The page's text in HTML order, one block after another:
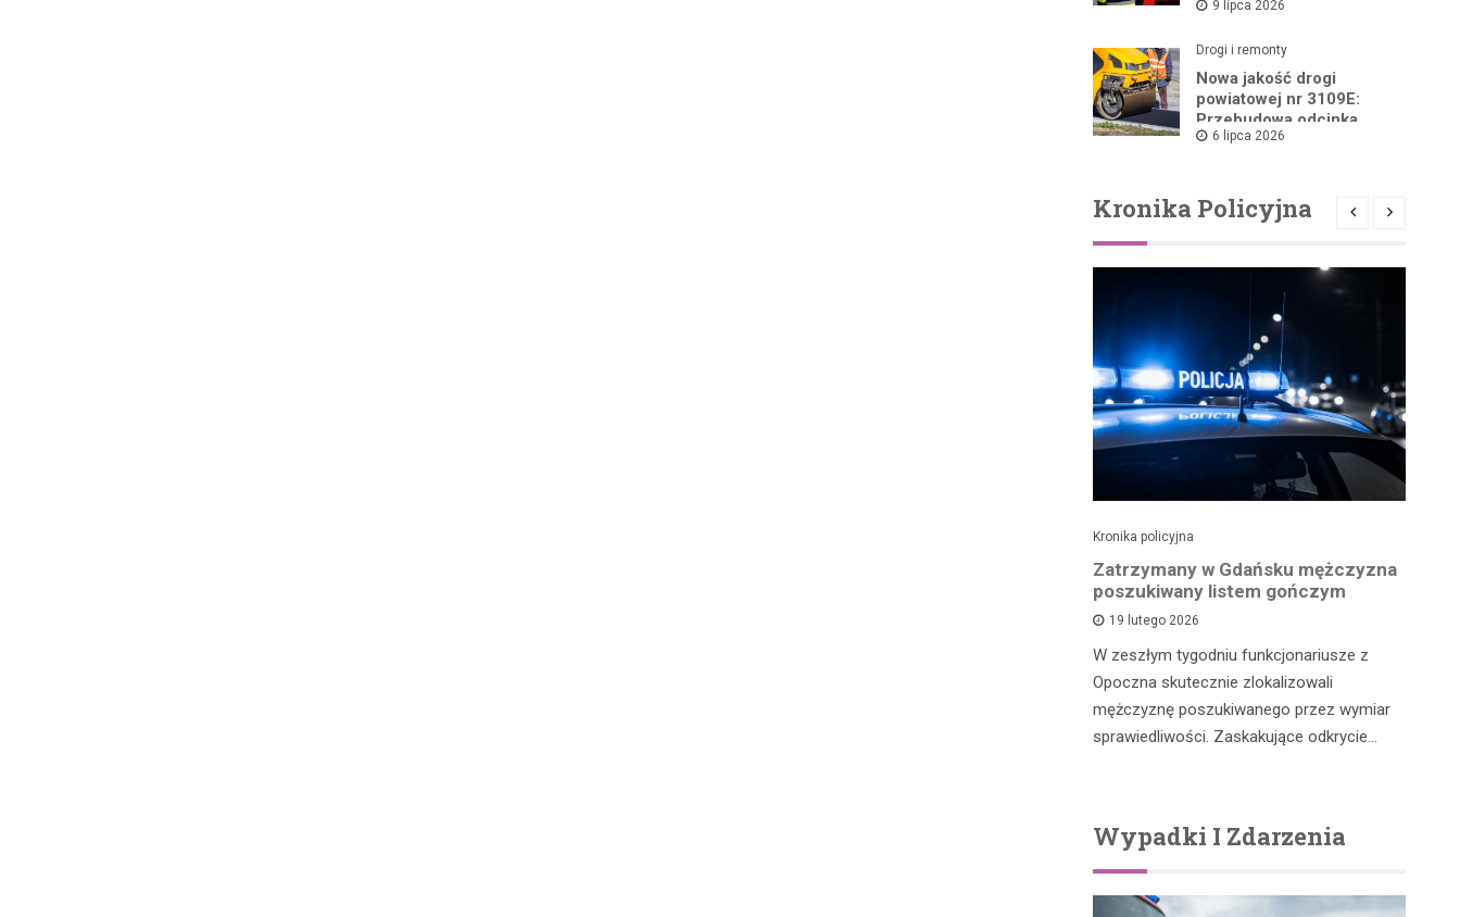
Pożarów
9 lipca 2026
Drogi i remonty
Nowa jakość drogi
powiatowej nr 3109E:
Przebudowa odcinka
Drzewica – Dąbrówka
6 lipca 2026
Kronika Policyjna
Kronika policyjna
Zatrzymany w Gdańsku mężczyzna
poszukiwany listem gończym
19 lutego 2026
W zeszłym tygodniu funkcjonariusze z
Opoczna skutecznie zlokalizowali
mężczyznę poszukiwanego przez wymiar
sprawiedliwości. Zaskakujące odkrycie…
Wypadki I Zdarzenia